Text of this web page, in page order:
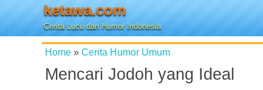
ketawa.com
Cerita Lucu dan Humor Indonesia
Home » Cerita Humor Umum
Mencari Jodoh yang Ideal